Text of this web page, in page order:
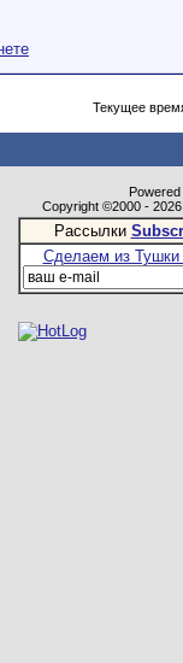
Текущее
Copyright ©2000 -
Рассылки
Сделаем из Тушки